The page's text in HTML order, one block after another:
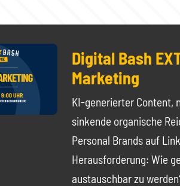
Digital Bash
Marketing
KI-generierter Content,
sinkende organische
Personal Brands auf
Herausforderung: Wie
austauschbar zu